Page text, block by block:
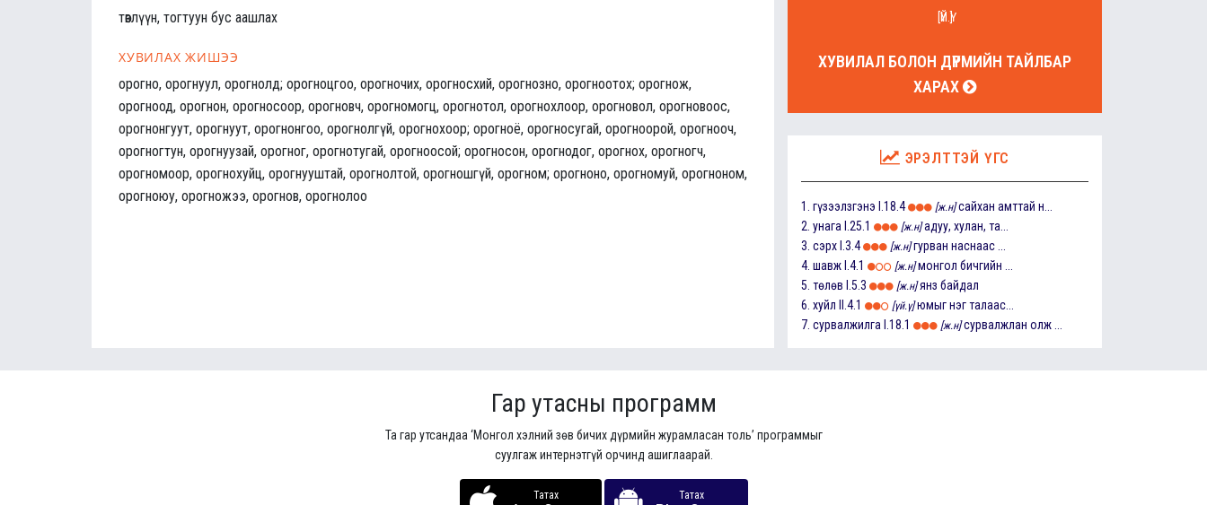
төвлүүн, тогтуун бус аашлах
ХУВИЛАХ ЖИШЭЭ
орогно, орогнуул, орогнолд; орогноцгоо, орогночих, орогносхий, орогнозно, орогноотох; орогнож,
орогноод, орогнон, орогносоор, орогновч, орогномогц, орогнотол, орогнохлоор, орогновол, орогновоос,
орогнонгуут, орогнуут, орогнонгоо, орогнолгүй, орогнохоор; орогноё, орогносугай, орогноорой, орогнооч,
орогногтун, орогнуузай, орогног, орогнотугай, орогноосой; орогносон, орогнодог, орогнох, орогногч,
орогномоор, орогнохуйц, орогнууштай, орогнолтой, орогношгүй, орогном; орогноно, орогномуй, орогноном,
орогноюу, орогножээ, орогнов, орогнолоо
[ҮЙ.Ү]
ХУВИЛАЛ БОЛОН ДҮРМИЙН ТАЙЛБАР
ХАРАХ
ЭРЭЛТТЭЙ ҮГС
1. гүзээлзгэнэ I.18.4 [ж.н] сайхан амттай н...
2. унага I.25.1 [ж.н] адуу, хулан, та...
3. сэрх I.3.4 [ж.н] гурван наснаас ...
4. шавж I.4.1 [ж.н] монгол бичгийн ...
5. төлөв I.5.3 [ж.н] янз байдал
6. хуйл II.4.1 [үй.ү] юмыг нэг талаас...
7. сурвалжилга I.18.1 [ж.н] сурвалжлан олж ...
Гар утасны программ
Та гар утсандаа ‘Монгол хэлний зөв бичих дүрмийн журамласан толь’ программыг
суулгаж интернэтгүй орчинд ашиглаарай.
Татах Татах